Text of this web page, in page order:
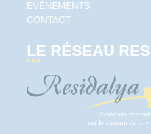
EVÉNEMENTS
CONTACT
LE RÉSEAU